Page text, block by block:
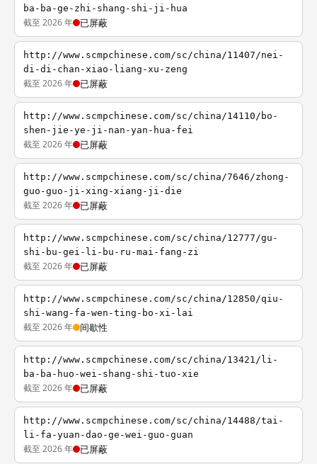
ba-ba-ge-zhi-shang-shi-ji-hua
截至 2026 年 已屏蔽
http://www.scmpchinese.com/sc/china/11407/nei-
di-di-chan-xiao-liang-xu-zeng
截至 2026 年 已屏蔽
http://www.scmpchinese.com/sc/china/14110/bo-
shen-jie-ye-ji-nan-yan-hua-fei
截至 2026 年 已屏蔽
http://www.scmpchinese.com/sc/china/7646/zhong-
guo-guo-ji-xing-xiang-ji-die
截至 2026 年 已屏蔽
http://www.scmpchinese.com/sc/china/12777/gu-
shi-bu-gei-li-bu-ru-mai-fang-zi
截至 2026 年 已屏蔽
http://www.scmpchinese.com/sc/china/12850/qiu-
shi-wang-fa-wen-ting-bo-xi-lai
截至 2026 年 间歇性
http://www.scmpchinese.com/sc/china/13421/li-
ba-ba-huo-wei-shang-shi-tuo-xie
截至 2026 年 已屏蔽
http://www.scmpchinese.com/sc/china/14488/tai-
li-fa-yuan-dao-ge-wei-guo-guan
截至 2026 年 已屏蔽